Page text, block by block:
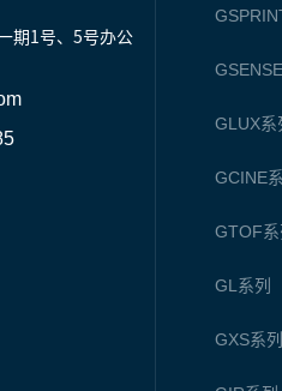
期1号、5号办公
GLUX系
GCINE
GTOF
GL 系列
GXS系